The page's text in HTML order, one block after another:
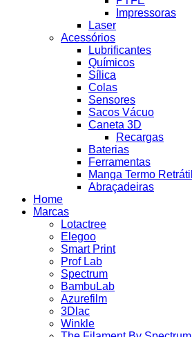
Impressoras
Laser
Acessórios
Lubrificantes
Químicos
Sílica
Colas
Sensores
Sacos Vácuo
Caneta 3D
Recargas
Baterias
Ferramentas
Manga Termo Retrátil
Abraçadeiras
Home
Marcas
Lotactree
Elegoo
Smart Print
Prof Lab
Spectrum
BambuLab
Azurefilm
3Dlac
Winkle